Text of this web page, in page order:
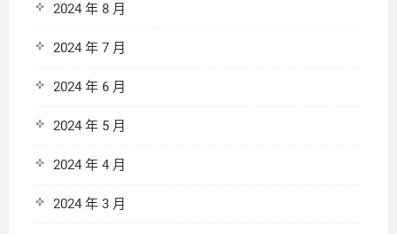
2024 年 8 月
2024 年 7 月
2024 年 6 月
2024 年 5 月
2024 年 4 月
2024 年 3 月